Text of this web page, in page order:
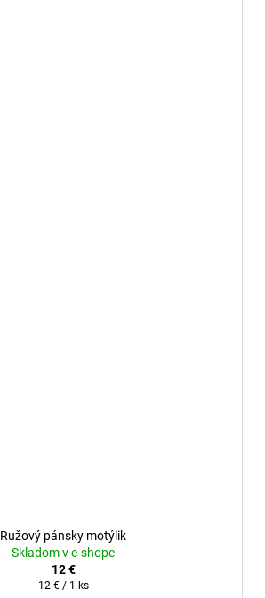
Ružový pánsky motýlik
Skladom v e-shope
12 €
Jednotková
12 € / 1 ks